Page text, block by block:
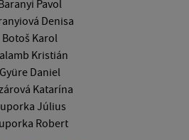
Baranyi Pavol
Denisa
Botoš Karol
Kristián
Gyüre Daniel
Katarína
Július
Robert